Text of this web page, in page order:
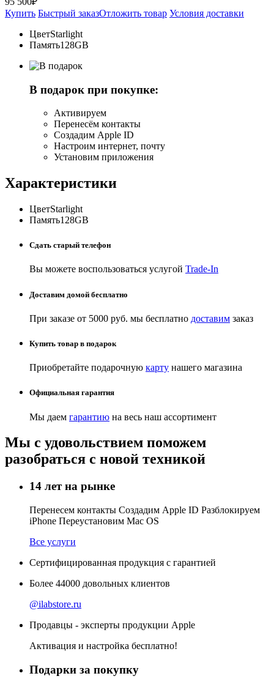
Купить Быстрый заказОтложить товар Условия доставки
ЦветStarlight
Память128GB
В подарок при покупке:
Активируем
Перенесём контакты
Создадим Apple ID
Настроим интернет, почту
Установим приложения
Характеристики
ЦветStarlight
Память128GB
Сдать старый телефон
Вы можете воспользоваться услугой Trade-In
Доставим домой бесплатно
При заказе от 5000 руб. мы бесплатно доставим заказ
Купить товар в подарок
Приобретайте подарочную карту нашего магазина
Официальная гарантия
Мы даем гарантию на весь наш ассортимент
Мы с удовольствием поможем
разобраться с новой техникой
14 лет на рынке
Перенесем контакты Создадим Apple ID Разблокируем
iPhone Переустановим Mac OS
Все услуги
Сертифицированная продукция с гарантией
Более 44000 довольных клиентов
@ilabstore.ru
Продавцы - эксперты продукции Apple
Активация и настройка бесплатно!
Подарки за покупку